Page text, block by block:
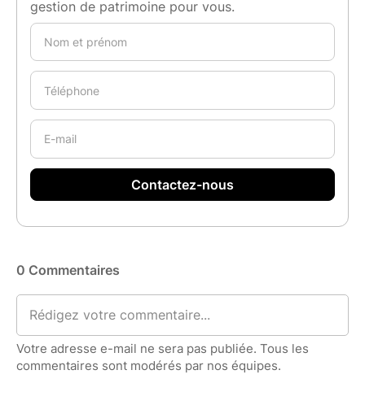
gestion de patrimoine pour vous.